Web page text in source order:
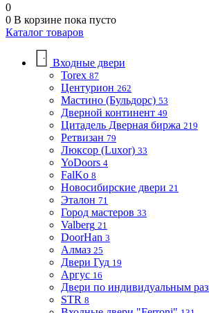
0
0 В корзине пока пусто
Каталог товаров
Входные двери
Torex 87
Центурион 262
Мастино (Бульдорс) 53
Дверной континент 49
Цитадель Дверная биржа 219
Ретвизан 79
Люксор (Luxor) 33
YoDoors 4
FalKo 8
Новосибирские двери 21
Эталон 71
Город мастеров 33
Valberg 21
DoorHan 3
Алмаз 25
Двери Гуд 19
Аргус 16
Двери по индивидуальным
STR 8